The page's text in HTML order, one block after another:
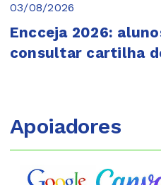
03/08/2026
Encceja 2026:
consultar cartilha
Apoiadores